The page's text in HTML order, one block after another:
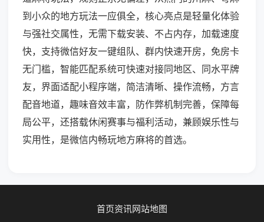
到小众的地方玩法一应俱全，核心亮点是轻量化体验
与强社交属性，无需下载安装、不占内存，加载速度
快，支持微信好友一键组队、群内快速开房，免房卡
无门槛，智能匹配系统可快速对接同地区、同水平牌
友，界面适配小程序端，简洁清晰、操作流畅，方言
配音地道，趣味音效丰富，防作弊机制完善，保障每
局公平，还搭载休闲赛事与福利活动，兼顾娱乐性与
实用性，是微信内畅玩地方麻将的首选。
首页资讯网站地图